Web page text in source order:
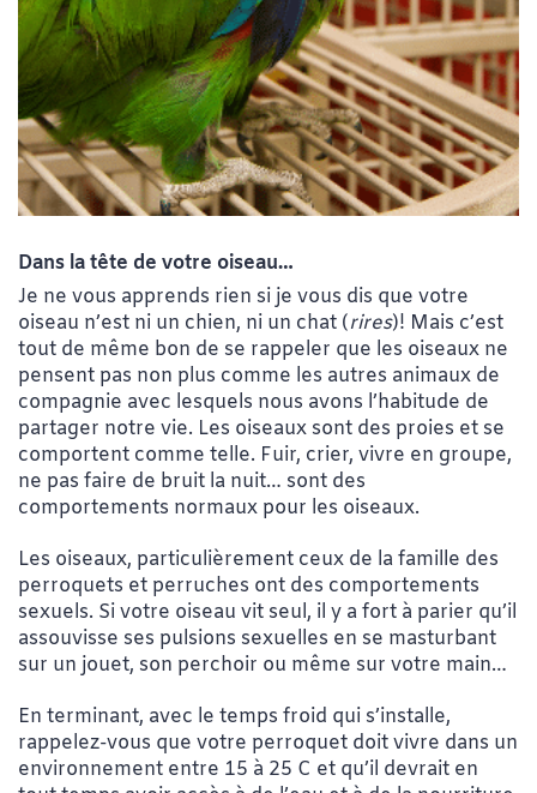
Dans la tête de votre oiseau…
Je ne vous apprends rien si je vous dis que votre
oiseau n’est ni un chien, ni un chat (rires)! Mais c’est
tout de même bon de se rappeler que les oiseaux ne
pensent pas non plus comme les autres animaux de
compagnie avec lesquels nous avons l’habitude de
partager notre vie. Les oiseaux sont des proies et se
comportent comme telle. Fuir, crier, vivre en groupe,
ne pas faire de bruit la nuit… sont des
comportements normaux pour les oiseaux.
Les oiseaux, particulièrement ceux de la famille des
perroquets et perruches ont des comportements
sexuels. Si votre oiseau vit seul, il y a fort à parier qu’il
assouvisse ses pulsions sexuelles en se masturbant
sur un jouet, son perchoir ou même sur votre main…
En terminant, avec le temps froid qui s’installe,
rappelez-vous que votre perroquet doit vivre dans un
environnement entre 15 à 25 C et qu’il devrait en